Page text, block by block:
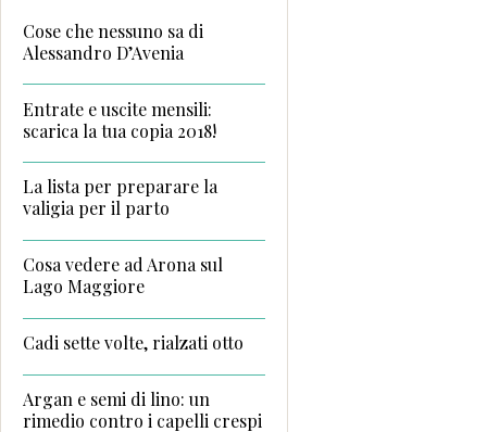
Cose che nessuno sa di
Alessandro D’Avenia
Entrate e uscite mensili:
scarica la tua copia 2018!
La lista per preparare la
valigia per il parto
Cosa vedere ad Arona sul
Lago Maggiore
Cadi sette volte, rialzati otto
Argan e semi di lino: un
rimedio contro i capelli crespi